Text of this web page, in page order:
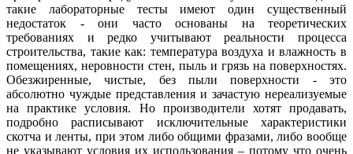
такие лабораторные тесты имеют один существенный
недостаток - они часто основаны на теоретических
требованиях и редко учитывают реальности процесса
строительства, такие как: температура воздуха и влажность в
помещениях, неровности стен, пыль и грязь на поверхностях.
Обезжиренные, чистые, без пыли поверхности - это
абсолютно чуждые представления и зачастую нереализуемые
на практике условия. Но производители хотят продавать,
подробно расписывают исключительные характеристики
скотча и ленты, при этом либо общими фразами, либо вообще
не указывают условия их использования – потому что очень